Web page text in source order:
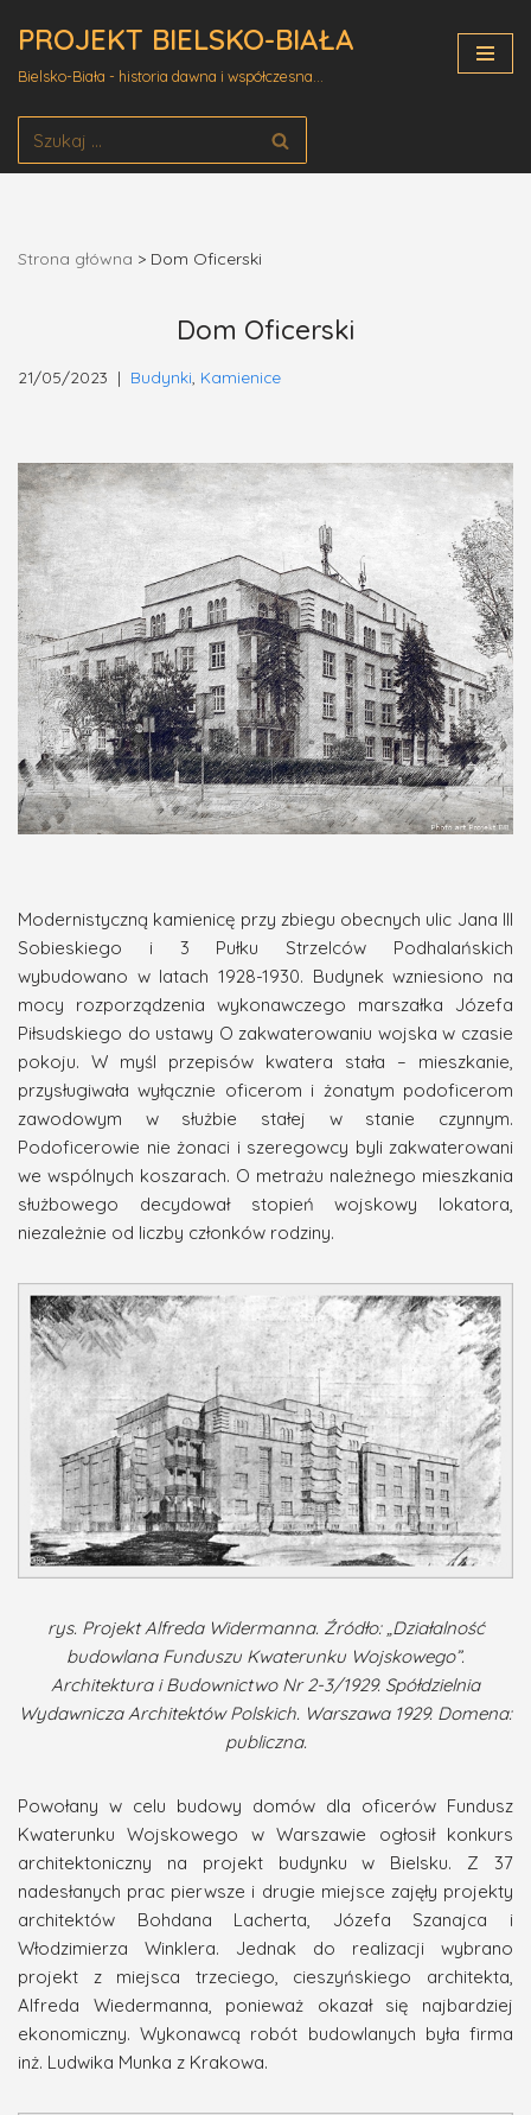
treści
PROJEKT BIELSKO-BIAŁA
Bielsko-Biała - historia dawna i współczesna...
Strona główna > Dom Oficerski
Dom Oficerski
21/05/2023 Budynki Kamienice
Modernistyczną kamienicę przy zbiegu obecnych ulic Jana III
Sobieskiego i 3 Pułku Strzelców Podhalańskich
wybudowano w latach 1928-1930. Budynek wzniesiono na
mocy rozporządzenia wykonawczego marszałka Józefa
Piłsudskiego do ustawy O zakwaterowaniu wojska w czasie
pokoju. W myśl przepisów kwatera stała – mieszkanie,
przysługiwała wyłącznie oficerom i żonatym podoficerom
zawodowym w służbie stałej w stanie czynnym.
Podoficerowie nie żonaci i szeregowcy byli zakwaterowani
we wspólnych koszarach. O metrażu należnego mieszkania
służbowego decydował stopień wojskowy lokatora,
niezależnie od liczby członków rodziny.
rys. Projekt Alfreda Widermanna. Źródło: „Działalność
budowlana Funduszu Kwaterunku Wojskowego”.
Architektura i Budownictwo Nr 2-3/1929. Spółdzielnia
Wydawnicza Architektów Polskich. Warszawa 1929. Domena:
publiczna.
Powołany w celu budowy domów dla oficerów Fundusz
Kwaterunku Wojskowego w Warszawie ogłosił konkurs
architektoniczny na projekt budynku w Bielsku. Z 37
nadesłanych prac pierwsze i drugie miejsce zajęły projekty
architektów Bohdana Lacherta, Józefa Szanajca i
Włodzimierza Winklera. Jednak do realizacji wybrano
projekt z miejsca trzeciego, cieszyńskiego architekta,
Alfreda Wiedermanna, ponieważ okazał się najbardziej
ekonomiczny. Wykonawcą robót budowlanych była firma
inż. Ludwika Munka z Krakowa.